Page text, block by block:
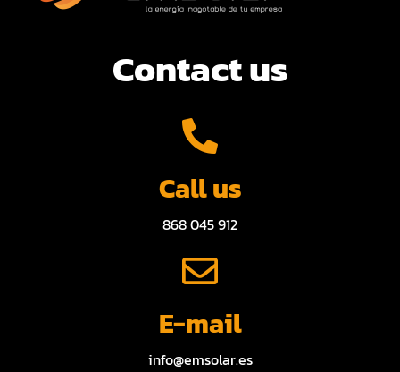
Contact us
Call us
868 045 912
E-mail
info@emsolar.es